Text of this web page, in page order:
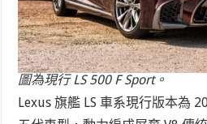
圖為現行 LS 500 F Sport。
Lexus 旗艦 LS 車系現行版本為